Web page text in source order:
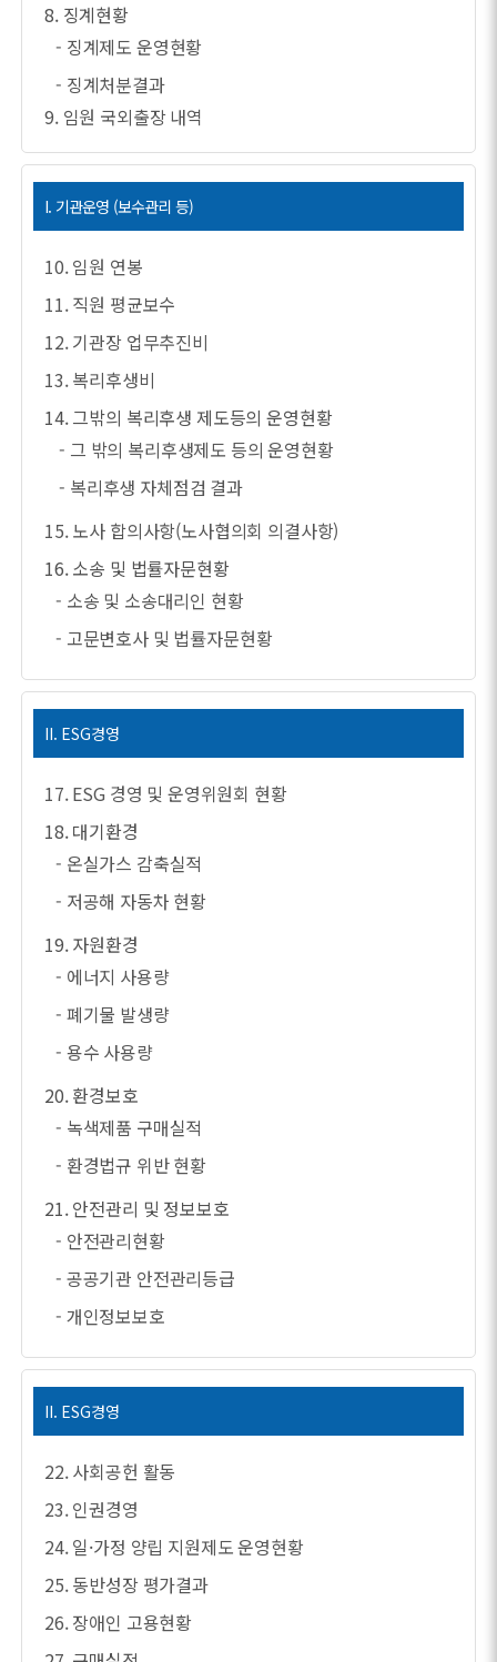
8. 징계현황
- 징계제도 운영현황
- 징계처분결과
9. 임원 국외출장 내역
I. 기관운영 (보수관리 등)
10. 임원 연봉
11. 직원 평균보수
12. 기관장 업무추진비
13. 복리후생비
14. 그밖의 복리후생 제도등의 운영현황
- 그 밖의 복리후생제도 등의 운영현황
- 복리후생 자체점검 결과
15. 노사 합의사항(노사협의회 의결사항)
16. 소송 및 법률자문현황
- 소송 및 소송대리인 현황
- 고문변호사 및 법률자문현황
II. ESG경영
17. ESG 경영 및 운영위원회 현황
18. 대기환경
- 온실가스 감축실적
- 저공해 자동차 현황
19. 자원환경
- 에너지 사용량
- 폐기물 발생량
- 용수 사용량
20. 환경보호
- 녹색제품 구매실적
- 환경법규 위반 현황
21. 안전관리 및 정보보호
- 안전관리현황
- 공공기관 안전관리등급
- 개인정보보호
II. ESG경영
22. 사회공헌 활동
23. 인권경영
24. 일·가정 양립 지원제도 운영현황
25. 동반성장 평가결과
26. 장애인 고용현황